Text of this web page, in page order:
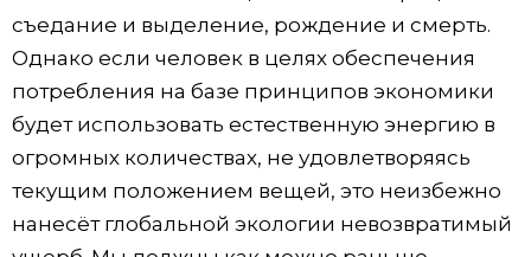
съедание и выделение, рождение и смерть.
Однако если человек в целях обеспечения
потребления на базе принципов экономики
будет использовать естественную энергию в
огромных количествах, не удовлетворяясь
текущим положением вещей, это неизбежно
нанесёт глобальной экологии невозвратимый